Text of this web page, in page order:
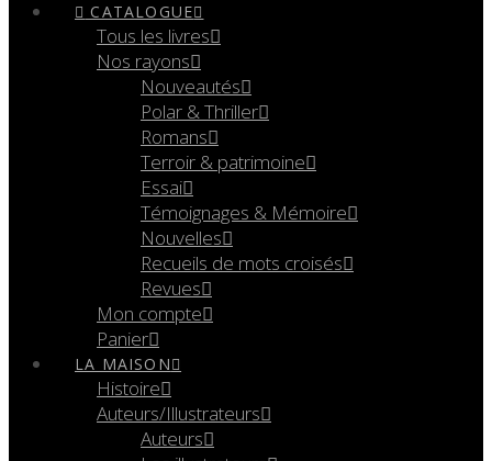
CATALOGUE
Tous les livres
Nos rayons
Nouveautés
Polar & Thriller
Romans
Terroir & patrimoine
Essai
Témoignages & Mémoire
Nouvelles
Recueils de mots croisés
Revues
Mon compte
Panier
LA MAISON
Histoire
Auteurs/Illustrateurs
Auteurs